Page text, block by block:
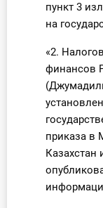
пункт 3
на
«2.
финансов
приказа в